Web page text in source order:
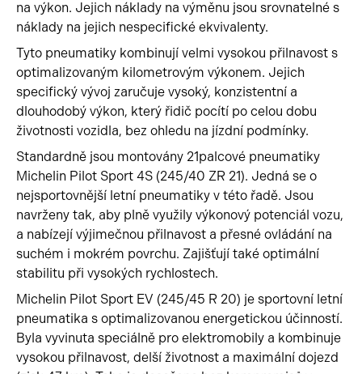
na výkon. Jejich náklady na výměnu jsou srovnatelné s
náklady na jejich nespecifické ekvivalenty.
Tyto pneumatiky kombinují velmi vysokou přilnavost s
optimalizovaným kilometrovým výkonem. Jejich
specifický vývoj zaručuje vysoký, konzistentní a
dlouhodobý výkon, který řidič pocítí po celou dobu
životnosti vozidla, bez ohledu na jízdní podmínky.
Standardně jsou montovány 21palcové pneumatiky
Michelin Pilot Sport 4S (245/40 ZR 21). Jedná se o
nejsportovnější letní pneumatiky v této řadě. Jsou
navrženy tak, aby plně využily výkonový potenciál vozu,
a nabízejí výjimečnou přilnavost a přesné ovládání na
suchém i mokrém povrchu. Zajišťují také optimální
stabilitu při vysokých rychlostech.
Michelin Pilot Sport EV (245/45 R 20) je sportovní letní
pneumatika s optimalizovanou energetickou účinností.
Byla vyvinuta speciálně pro elektromobily a kombinuje
vysokou přilnavost, delší životnost a maximální dojezd